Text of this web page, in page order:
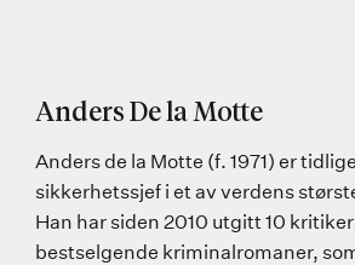
Anders De la Motte
Anders de la Motte (f. 1971) er
sikkerhetssjef i et av verdens
Han har siden 2010 utgitt 10
bestselgende kriminalromaner,